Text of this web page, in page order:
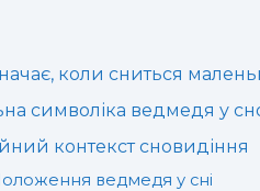
коли сниться
символіка ведмедя у
контекст сновидіння
ведмедя у сні